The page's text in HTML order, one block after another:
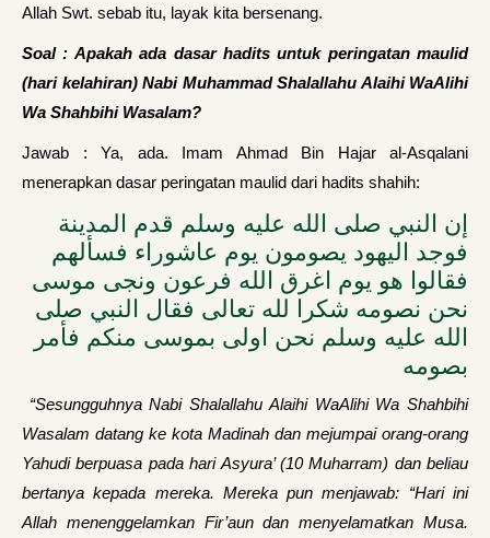
Allah Swt. sebab itu, layak kita bersenang.
Soal : Apakah ada dasar hadits untuk peringatan maulid
(hari kelahiran) Nabi Muhammad Shalallahu Alaihi WaAlihi
Wa Shahbihi Wasalam?
Jawab : Ya, ada. Imam Ahmad Bin Hajar al-Asqalani
menerapkan dasar peringatan maulid dari hadits shahih:
فوجد اليهود يصومون يوم عاشوراء فسألهم
فقالوا هو يوم اغرق الله فرعون ونجى موسى
نحن نصومه شكرا لله تعالى فقال النبي صلى
الله عليه وسلم نحن اولى بموسى منكم فأمر
بصومه
“Sesungguhnya Nabi Shalallahu Alaihi WaAlihi Wa Shahbihi
Wasalam datang ke kota Madinah dan mejumpai orang-orang
Yahudi berpuasa pada hari Asyura’ (10 Muharram) dan beliau
bertanya kepada mereka. Mereka pun menjawab: “Hari ini
Allah menenggelamkan Fir’aun dan menyelamatkan Musa.